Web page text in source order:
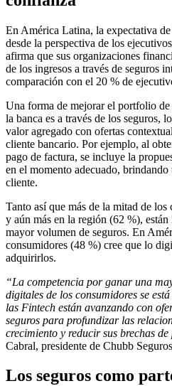
En América Latina, la expectativa
desde la perspectiva de los
afirma que sus organizaciones
de los ingresos a través de seguros
comparación con el 20 % de
Una forma de mejorar el portfolio
la banca es a través de los seguros,
valor agregado con ofertas
cliente bancario. Por ejemplo, al
pago de factura, se incluye la
en el momento adecuado,
cliente.
Tanto así que más de la mitad de
y aún más en la región (62 %),
mayor volumen de seguros. En
consumidores (48 %) cree que lo
adquirirlos.
“La competencia por ganar una
digitales de los consumidores se
las Fintech están avanzando con
seguros para profundizar las
crecimiento y reducir sus brechas de
Cabral, presidente de Chubb
Los seguros como